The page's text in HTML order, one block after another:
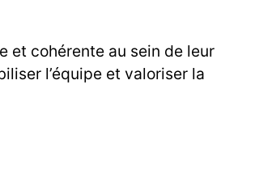
et cohérente au sein de leur
l’équipe et valoriser la